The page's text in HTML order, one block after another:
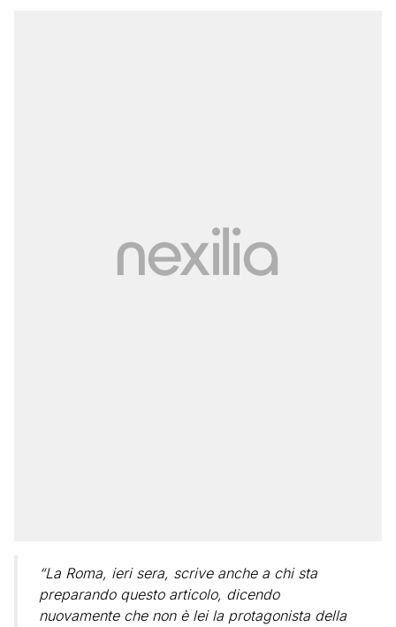
“La Roma, ieri sera, scrive anche a chi sta
preparando questo articolo, dicendo
nuovamente che non è lei la protagonista della